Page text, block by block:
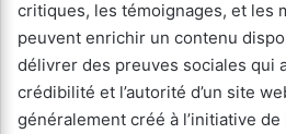
critiques, les témoignages, et les
peuvent enrichir un contenu
délivrer des preuves sociales qui
crédibilité et l’autorité d’un site
généralement créé à l’initiative de